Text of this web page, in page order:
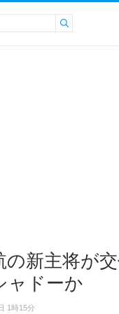
の新主将が
ャドーか
1時15分